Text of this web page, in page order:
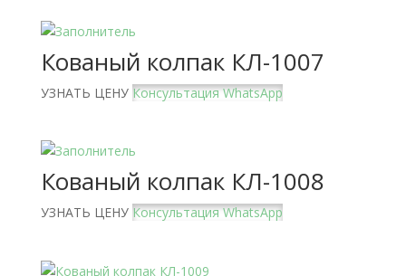
Кованый колпак КЛ-1007
УЗНАТЬ ЦЕНУ Консультация WhatsApp
Кованый колпак КЛ-1008
УЗНАТЬ ЦЕНУ Консультация WhatsApp